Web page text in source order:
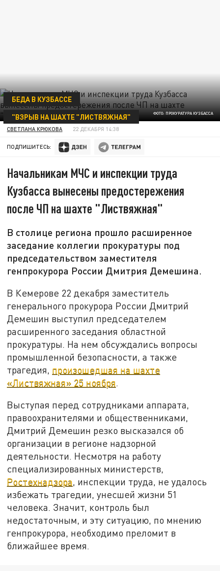
ФОТО: ПРОКУРАТУРА КУЗБАССА
БЕДА В КУЗБАССЕ
"ВЗРЫВ НА ШАХТЕ "ЛИСТВЯЖНАЯ"
СВЕТЛАНА КРЮКОВА 22 ДЕКАБРЯ 14:38
ПОДПИШИТЕСЬ:
Начальникам МЧС и инспекции труда
Кузбасса вынесены предостережения
после ЧП на шахте "Листвяжная"
В столице региона прошло расширенное
заседание коллегии прокуратуры под
председательством заместителя
генпрокурора России Дмитрия Демешина.
В Кемерове 22 декабря заместитель
генерального прокурора России Дмитрий
Демешин выступил председателем
расширенного заседания областной
прокуратуры. На нем обсуждались вопросы
промышленной безопасности, а также
трагедия, произошедшая на шахте
«Листвяжная» 25 ноября.
Выступая перед сотрудниками аппарата,
правоохранителями и общественниками,
Дмитрий Демешин резко высказался об
организации в регионе надзорной
деятельности. Несмотря на работу
специализированных министерств,
Ростехнадзора, инспекции труда, не удалось
избежать трагедии, унесшей жизни 51
человека. Значит, контроль был
недостаточным, и эту ситуацию, по мнению
генпрокурора, необходимо преломит в
ближайшее время.